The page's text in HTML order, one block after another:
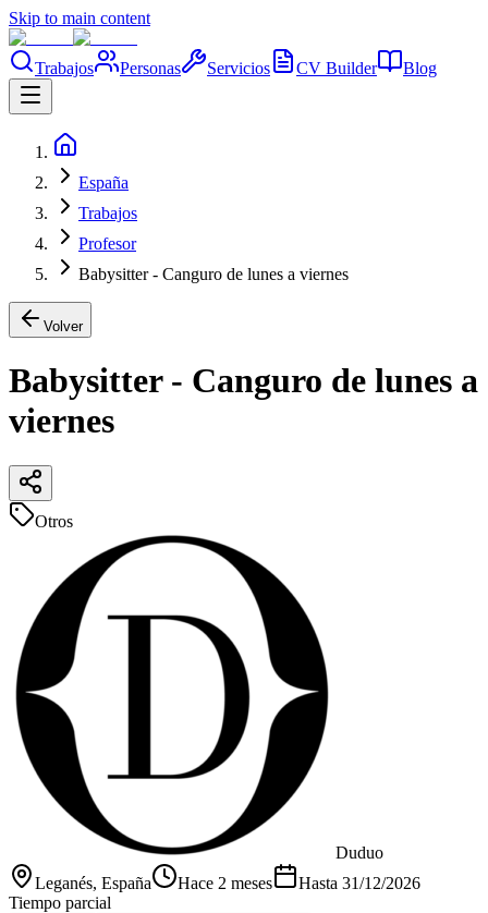
Skip to main content
Trabajos Personas Servicios CV Builder Blog
España
Trabajos
Profesor
Babysitter - Canguro de lunes a viernes
Volver
Babysitter - Canguro de lunes a
viernes
Otros
Duduo
Leganés, España Hace 2 meses Hasta 31/12/2026
Tiempo parcial